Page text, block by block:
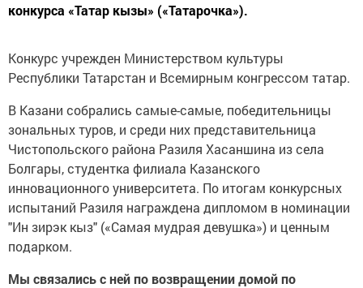
конкурса «Татар кызы» («Татарочка»).
Конкурс учрежден Министерством культуры
Республики Татарстан и Всемирным конгрессом татар.
В Казани собрались самые-самые, победительницы
зональных туров, и среди них представительница
Чистопольского района Разиля Хасаншина из села
Болгары, студентка филиала Казанского
инновационного университета. По итогам конкурсных
испытаний Разиля награждена дипломом в номинации
"Ин зирэк кыз" («Самая мудрая девушка») и ценным
подарком.
Мы связались с ней по возвращении домой по